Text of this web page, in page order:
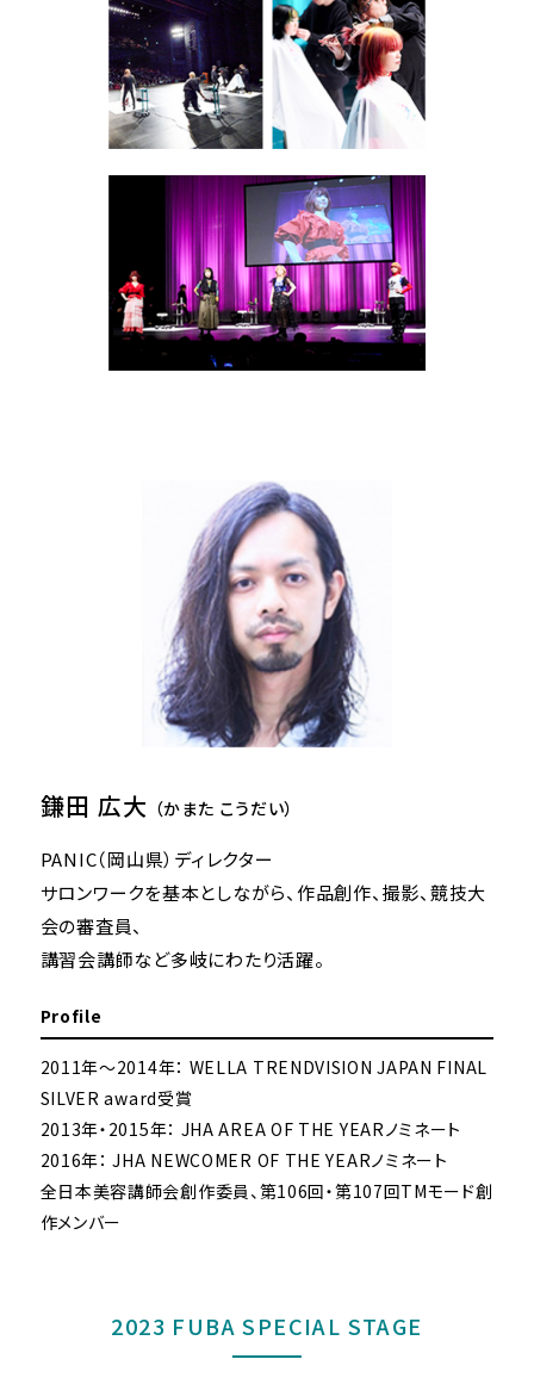
鎌田 広大 （かまた こうだい）
PANIC（岡山県）ディレクター
サロンワークを基本としながら、作品創作、撮影、競技大
会の審査員、
講習会講師など多岐にわたり活躍。
Profile
2011年～2014年： WELLA TRENDVISION JAPAN FINAL
SILVER award受賞
2013年・2015年： JHA AREA OF THE YEARノミネート
2016年： JHA NEWCOMER OF THE YEARノミネート
全日本美容講師会創作委員、第106回・第107回TMモード創
作メンバー
2023 FUBA SPECIAL STAGE